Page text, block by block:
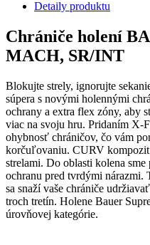
Detaily produktu
Chrániče holení
MACH, SR/INT
Blokujte strely, ignorujte
súpera s novými holennými
ochrany a extra flex zóny, aby
viac na svoju hru. Pridaním X-
ohybnosť chráničov, čo vám
korčuľovaniu. CURV kompozit
strelami. Do oblasti kolena
ochranu pred tvrdými nárazmi.
sa snaží vaše chrániče
troch tretín. Holene Bauer
úrovňovej kategórie.